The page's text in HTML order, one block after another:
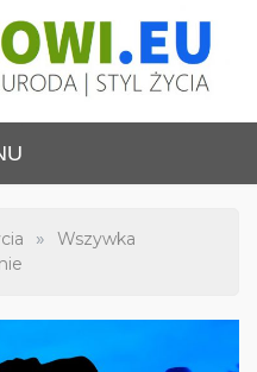
wellness
»
Wszywka